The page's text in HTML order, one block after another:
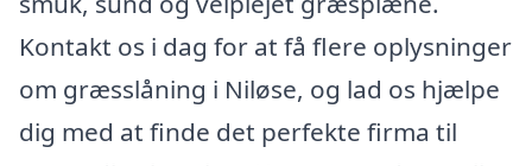
Kontakt os i dag for at få flere oplysninger
om græsslåning i Niløse, og lad os hjælpe
dig med at finde det perfekte firma til